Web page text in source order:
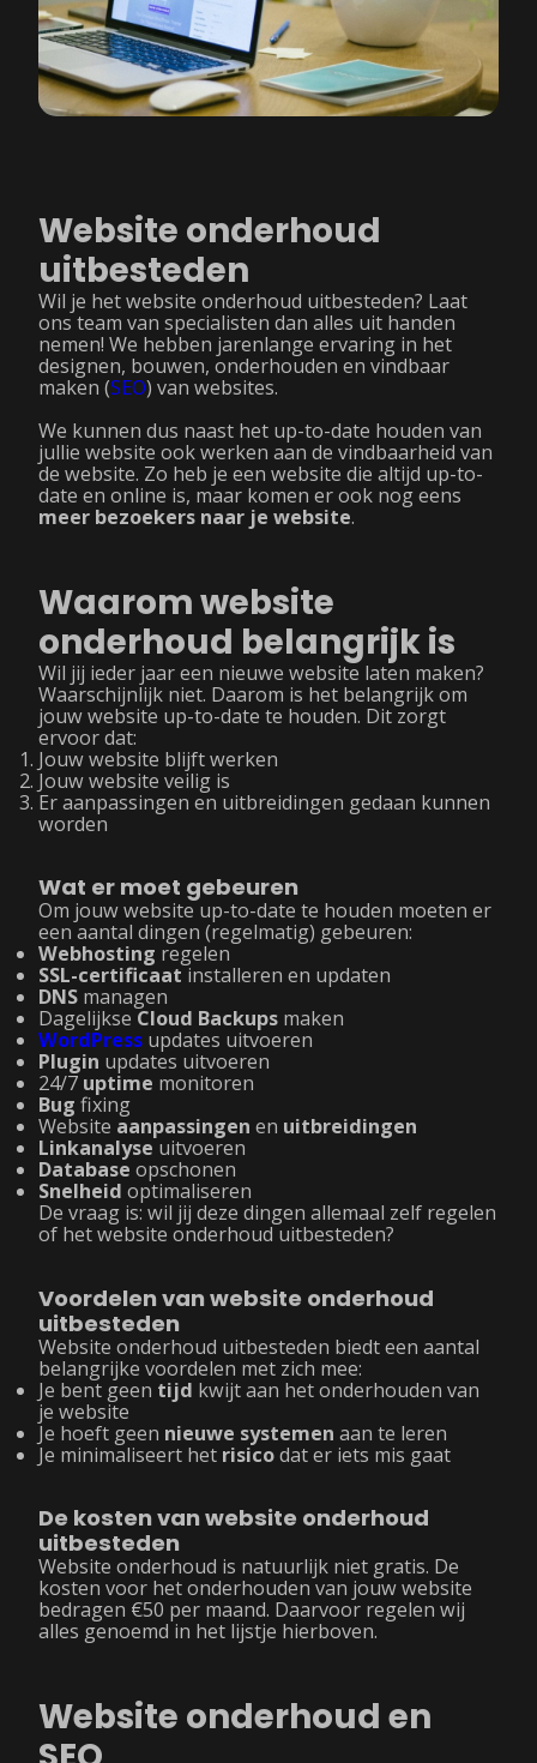
Website onderhoud
uitbesteden
Wil je het website onderhoud uitbesteden? Laat
ons team van specialisten dan alles uit handen
nemen! We hebben jarenlange ervaring in het
designen, bouwen, onderhouden en vindbaar
maken (SEO) van websites.
We kunnen dus naast het up-to-date houden van
jullie website ook werken aan de vindbaarheid van
de website. Zo heb je een website die altijd up-to-
date en online is, maar komen er ook nog eens
meer bezoekers naar je website.
Waarom website
onderhoud belangrijk is
Wil jij ieder jaar een nieuwe website laten maken?
Waarschijnlijk niet. Daarom is het belangrijk om
jouw website up-to-date te houden. Dit zorgt
ervoor dat:
Jouw website blijft werken
Jouw website veilig is
Er aanpassingen en uitbreidingen gedaan kunnen
worden
Wat er moet gebeuren
Om jouw website up-to-date te houden moeten er
een aantal dingen (regelmatig) gebeuren:
Webhosting regelen
SSL-certificaat installeren en updaten
DNS managen
Dagelijkse Cloud Backups maken
WordPress updates uitvoeren
Plugin updates uitvoeren
24/7 uptime monitoren
Bug fixing
Website aanpassingen en uitbreidingen
Linkanalyse uitvoeren
Database opschonen
Snelheid optimaliseren
De vraag is: wil jij deze dingen allemaal zelf regelen
of het website onderhoud uitbesteden?
Voordelen van website onderhoud
uitbesteden
Website onderhoud uitbesteden biedt een aantal
belangrijke voordelen met zich mee:
Je bent geen tijd kwijt aan het onderhouden van
je website
Je hoeft geen nieuwe systemen aan te leren
Je minimaliseert het risicodat er iets mis gaat
De kosten van website onderhoud
uitbesteden
Website onderhoud is natuurlijk niet gratis. De
kosten voor het onderhouden van jouw website
bedragen €50 per maand. Daarvoor regelen wij
alles genoemd in het lijstje hierboven.
Website onderhoud en